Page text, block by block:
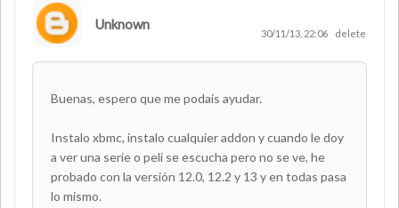
Unknown
30/11/13, 22:06 delete
Buenas, espero que me podais ayudar.
Instalo xbmc, instalo cualquier addon y cuando le doy
a ver una serie o peli se escucha pero no se ve, he
probado con la versión 12.0, 12.2 y 13 y en todas pasa
lo mismo.